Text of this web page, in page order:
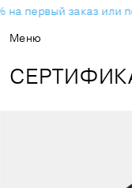
на первый заказ или
Меню